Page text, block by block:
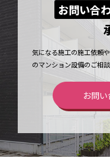
お問い合
気になる施工の施工依頼
のマンション設備のご相
お問